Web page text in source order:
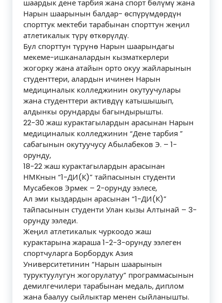
шаардык дене тарбия жана спорт бөлүмү жана
Нарын шаарынын балдар- өспүрүмдөрдүн
спорттук мектеби тарабынан спорттун жеңил
атлетикалык түрү өткөрүлдү.
Бул спорттун түрүнө Нарын шаарындагы
мекеме-ишканалардын кызматкерлери
жогорку жана атайын орто окуу жайларынын
студенттери, алардын ичинен Нарын
медициналык колледжинин окутуучулары
жана студенттери активдүү катышышып,
алдынкы орундарды багындырышты.
22-30 жаш курактагылардын арасынан Нарын
медициналык колледжинин “Дене тарбия ”
сабагынын окутуучусу Абылабеков Э. – 1-
орунду,
18-22 жаш курактагылардын арасынан
НМКнын “1-ДИ(К)” тайпасынын студенти
Мусабеков Эрмек – 2-орунду ээлесе,
Ал эми кыздардын арасынан “1-ДИ(К)”
тайпасынын студенти Улан кызы Алтынай – 3-
орунду ээледи.
Жеңил атлетикалык чуркоодо жаш
курактарына жараша 1-2-3-орунду ээлеген
спортчуларга Борбордук Азия
Университетинин “Нарын шаарынын
туруктуулугун жогорулатуу” программасынын
демилгечилери тарабынан медаль, диплом
жана баалуу сыйлыктар менен сыйланышты.